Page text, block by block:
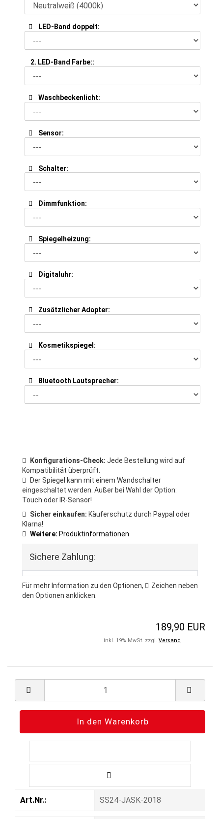
LED-Band doppelt:
2. LED-Band Farbe::
Waschbeckenlicht:
Sensor:
Schalter:
Dimmfunktion:
Spiegelheizung:
Digitaluhr:
Zusätzlicher Adapter:
Kosmetikspiegel:
Bluetooth Lautsprecher:
Konfigurations-Check: Jede Bestellung wird auf
Kompatibilität überprüft.
Der Spiegel kann mit einem Wandschalter
eingeschaltet werden. Außer bei Wahl der Option:
Touch oder IR-Sensor!
Sicher einkaufen: Käuferschutz durch Paypal oder
Klarna!
Weitere: Produktinformationen
Sichere Zahlung:
Für mehr Information zu den Optionen, Zeichen neben
den Optionen anklicken.
189,90 EUR
inkl. 19% MwSt. zzgl. Versand
Art.Nr.: SS24-JASK-2018